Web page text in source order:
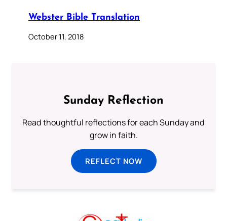
Webster Bible Translation
October 11, 2018
Sunday Reflection
Read thoughtful reflections for each Sunday and
grow in faith.
REFLECT NOW